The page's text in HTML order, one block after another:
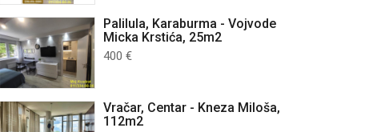
Palilula, Karaburma - Vojvode
Micka Krstića, 25m2
400 €
Vračar, Centar - Kneza Miloša,
112m2